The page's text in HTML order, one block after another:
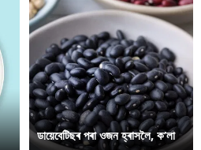
ডায়েবেটিছৰ পৰা ওজন হ্ৰাসলৈ, ক’লা